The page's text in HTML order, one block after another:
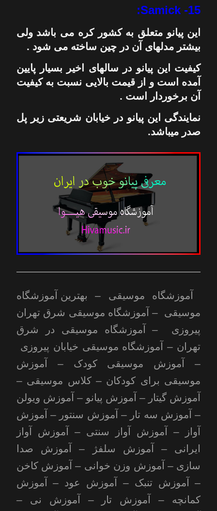
15- Samick:
این پیانو متعلق به کشور کره می باشد ولی
بیشتر مدلهای آن در چین ساخته می شود .
کیفیت این پیانو در سالهای اخیر بسیار پایین
آمده است و از قیمت بالایی نسبت به کیفیت
آن برخوردار است .
نمایندگی این پیانو در خیابان شریعتی زیر پل
صدر میباشد.
آموزشگاه موسیقی – بهترین آموزشگاه
موسیقی – آموزشگاه موسیقی شرق تهران
پیروزی – آموزشگاه موسیقی در شرق
تهران – آموزشگاه موسیقی خیابان پیروزی
– آموزش موسیقی کودک – آموزش
موسیقی برای کودکان – کلاس موسیقی –
آموزش گیتار – آموزش پیانو – آموزش ویولن
– آموزش سه تار – آموزش سنتور – آموزش
آواز – آموزش آواز سنتی – آموزش آواز
ایرانی – آموزش سلفژ – آموزش صدا
سازی – آموزش وزن خوانی – آموزش کاخن
– آموزش تنبک – آموزش عود – آموزش
کمانچه – آموزش تار – آموزش نی –